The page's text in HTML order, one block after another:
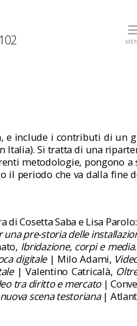
e include i contributi di un
Italia). Si tratta di una
metodologie, pongono a
il periodo che va dalla fine
di Cosetta Saba e Lisa Parolo:
una pre-storia delle
Ibridazione, corpi e
digitale| Milo Adami,
| Valentino Catricalà,
tra diritto e mercato|
scena testoriana|